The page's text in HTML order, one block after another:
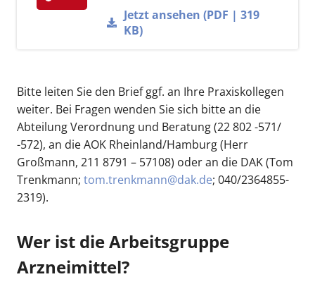
Jetzt ansehen (PDF | 319
KB)
Bitte leiten Sie den Brief ggf. an Ihre Praxiskollegen
weiter. Bei Fragen wenden Sie sich bitte an die
Abteilung Verordnung und Beratung (22 802 -571/
-572), an die AOK Rheinland/Hamburg (Herr
Großmann, 211 8791 – 57108) oder an die DAK (Tom
Trenkmann; tom.trenkmann@dak.de; 040/2364855-
2319).
Wer ist die Arbeitsgruppe
Arzneimittel?